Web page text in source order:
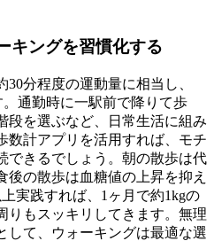
キングを習慣化する
分程度の運動量に相当し、
。通勤時に一駅前で降りて歩
段を選ぶなど、日常生活に組み
数計アプリを活用すれば、モチ
できるでしょう。朝の散歩は代
後の散歩は血糖値の上昇を抑え
実践すれば、1ヶ月で約1kgの
りもスッキリしてきます。無理
して、ウォーキングは最適な選